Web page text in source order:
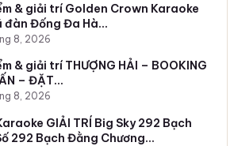
& giải trí Golden Crown Karaoke
đàn Đống Đa Hà…
8, 2026
& giải trí THƯỢNG HẢI – BOOKING
– ĐẶT…
8, 2026
GIẢI TRÍ Big Sky 292 Bạch
292 Bạch Đằng Chương…